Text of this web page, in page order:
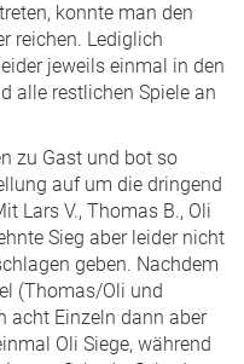
konnte man den
reichen. Lediglich
jeweils einmal in den
alle restlichen Spiele an
zu Gast und bot so
auf um die dringend
Lars V., Thomas B., Oli
Sieg aber leider nicht
geben. Nachdem
(Thomas/Oli und
acht Einzeln dann aber
Oli Siege, während